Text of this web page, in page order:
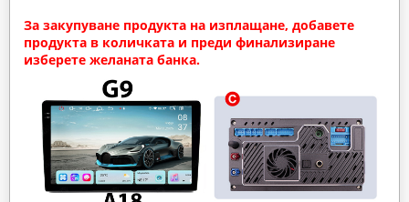
За закупуване продукта на изплащане, добавете
продукта в количката и преди финализиране
изберете желаната банка.